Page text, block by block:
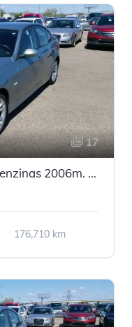
17
BMW 320 nuo 81 €/ mėn Benzinas 2006m. Sedanas Automatinė
176,710 km